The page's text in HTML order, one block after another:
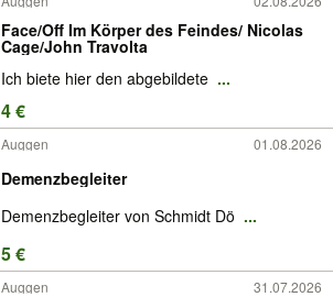
Face/Off Im Körper des Feindes/ Nicolas
Cage/John Travolta
Ich biete hier den abgebildete ...
4 €
Auggen 01.08.2026
Demenzbegleiter
Demenzbegleiter von Schmidt Dö ...
5 €
Auggen 31.07.2026